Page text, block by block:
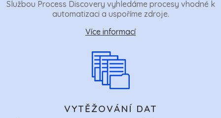
Službou Process Discovery vyhledáme procesy vhodné k
automatizaci a uspoříme zdroje.
Více informací
VYTĚŽOVÁNÍ DAT